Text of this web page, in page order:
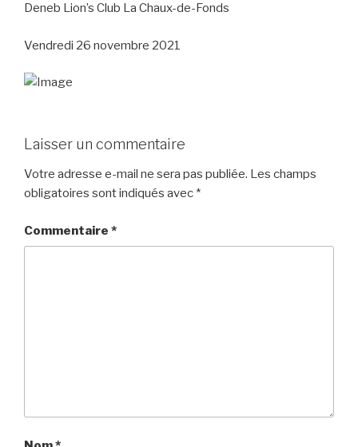
Deneb Lion’s Club La Chaux-de-Fonds
Vendredi 26 novembre 2021
Laisser un commentaire
Votre adresse e-mail ne sera pas publiée. Les champs
obligatoires sont indiqués avec *
Commentaire *